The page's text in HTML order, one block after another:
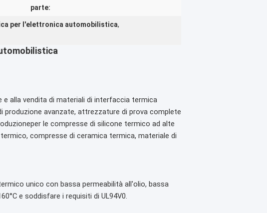
parte:
per l'elettronica automobilistica,
e alla vendita di materiali di interfaccia termica
avanzate, attrezzature di prova complete
per le compresse di silicone termico ad alte
compresse di ceramica termica, materiale di
unico con bassa permeabilità all'olio, bassa
e soddisfare i requisiti di UL94V0.